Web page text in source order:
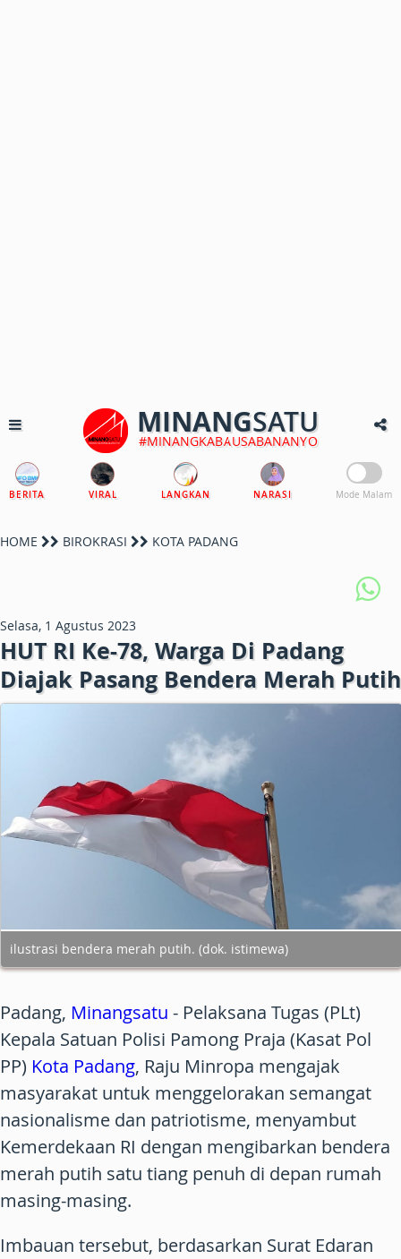
MINANGSATU
#MINANGKABAUSABANANYO
BERITA VIRAL LANGKAN NARASI Mode Malam
HOME BIROKRASI KOTA PADANG
Selasa, 1 Agustus 2023
HUT RI Ke-78, Warga Di Padang
Diajak Pasang Bendera Merah Putih
ilustrasi bendera merah putih. (dok. istimewa)
Padang, Minangsatu - Pelaksana Tugas (PLt)
Kepala Satuan Polisi Pamong Praja (Kasat Pol
PP) Kota Padang, Raju Minropa mengajak
masyarakat untuk menggelorakan semangat
nasionalisme dan patriotisme, menyambut
Kemerdekaan RI dengan mengibarkan bendera
merah putih satu tiang penuh di depan rumah
masing-masing.
Imbauan tersebut, berdasarkan Surat Edaran